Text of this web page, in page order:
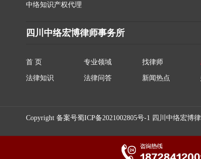
中络知识产权代理
四川中络宏博律师事务所
首 页 专业领域 找律师
法律知识 法律问答 新闻热点
Copyright 备案号蜀ICP备2021002805号-1 四川中络宏博